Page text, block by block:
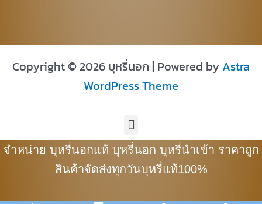
Copyright © 2026 บุหรี่นอก | Powered by Astra
WordPress Theme
Menu
จำหน่าย บุหรี่นอกแท้ บุหรี่นอก บุหรี่นำเข้า ราคาถูก
สินค้าจัดส่งทุกวันบุหรี่แท้100%